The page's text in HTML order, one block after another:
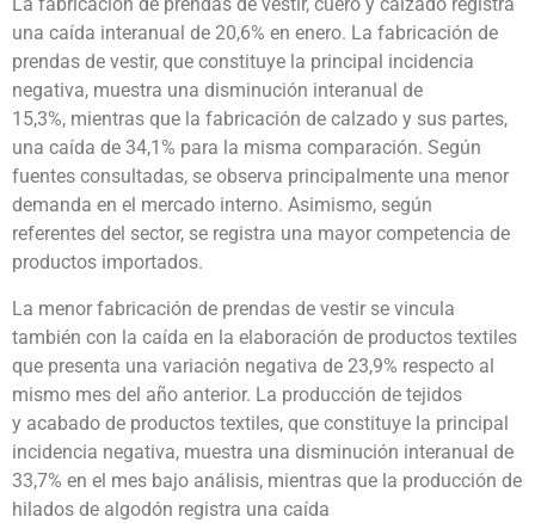
La fabricación de prendas de vestir, cuero y calzado registra
una caída interanual de 20,6% en enero. La fabricación de
prendas de vestir, que constituye la principal incidencia
negativa, muestra una disminución interanual de
15,3%, mientras que la fabricación de calzado y sus partes,
una caída de 34,1% para la misma comparación. Según
fuentes consultadas, se observa principalmente una menor
demanda en el mercado interno. Asimismo, según
referentes del sector, se registra una mayor competencia de
productos importados.
La menor fabricación de prendas de vestir se vincula
también con la caída en la elaboración de productos textiles
que presenta una variación negativa de 23,9% respecto al
mismo mes del año anterior. La producción de tejidos
y acabado de productos textiles, que constituye la principal
incidencia negativa, muestra una disminución interanual de
33,7% en el mes bajo análisis, mientras que la producción de
hilados de algodón registra una caída